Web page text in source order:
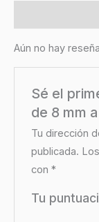
Aún no hay
Sé el
de 8 mm
Tu dirección
publicada.
con*
Tu